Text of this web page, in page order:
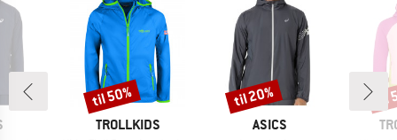
MÆRKE
TROLLKIDS
Rabat
til 50%
MÆRKE
ASICS
Rabat
til 20%